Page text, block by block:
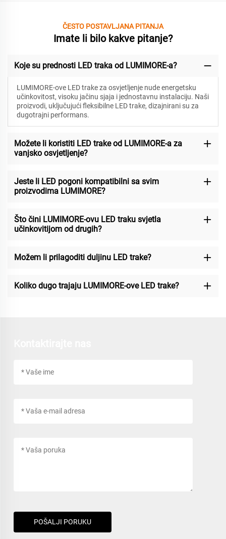
ČESTO POSTAVLJANA PITANJA
Imate li bilo kakve pitanje?
Koje su prednosti LED traka od LUMIMORE-a?
LUMIMORE-ove LED trake za osvjetljenje nude energetsku
učinkovitost, visoku jačinu sjaja i jednostavnu instalaciju. Naši
proizvodi, uključujući fleksibilne LED trake, dizajnirani su za
dugotrajni performans.
Možete li koristiti LED trake od LUMIMORE-a za
vanjsko osvjetljenje?
Jeste li LED pogoni kompatibilni sa svim
proizvodima LUMIMORE?
Što čini LUMIMORE-ovu LED traku svjetla
učinkovitijom od drugih?
Možem li prilagoditi duljinu LED trake?
Koliko dugo trajaju LUMIMORE-ove LED trake?
POŠALJI PORUKU